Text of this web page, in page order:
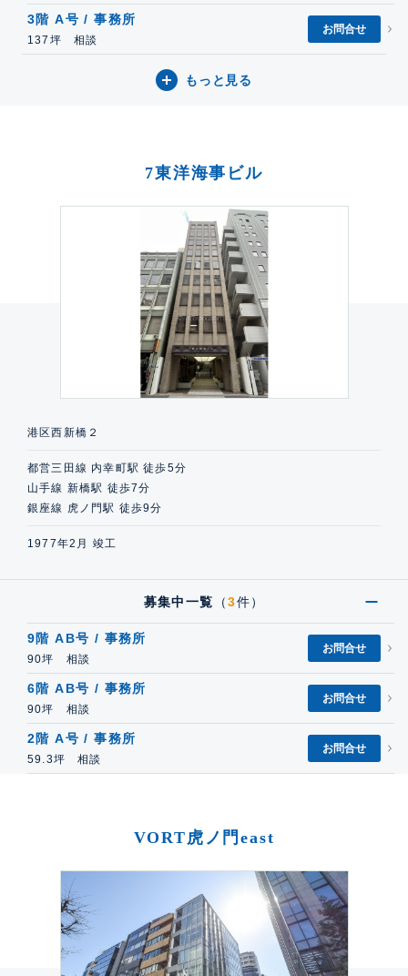
3階 A号 / 事務所
137坪 相談
お問合せ
もっと見る
7東洋海事ビル
港区西新橋２
都営三田線 内幸町駅 徒歩5分
山手線 新橋駅 徒歩7分
銀座線 虎ノ門駅 徒歩9分
1977年2月 竣工
募集中一覧 （3件）
9階 AB号 / 事務所
90坪 相談
お問合せ
6階 AB号 / 事務所
90坪 相談
お問合せ
2階 A号 / 事務所
59.3坪 相談
お問合せ
VORT虎ノ門east